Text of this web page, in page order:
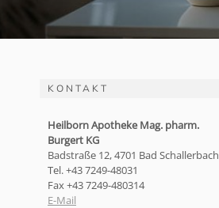
KONTAKT
Heilborn Apotheke Mag. pharm.
Burgert KG
Badstraße 12, 4701 Bad Schallerbach
Tel. +43 7249-48031
Fax +43 7249-480314
E-Mail